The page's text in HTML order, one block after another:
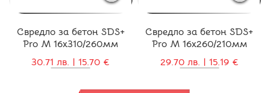
Свредло за бетон SDS+
Pro M 16x310/260мм
30.71 лв. | 15.70 €
Свредло за бетон SDS+
Pro M 16x260/210мм
29.70 лв. | 15.19 €